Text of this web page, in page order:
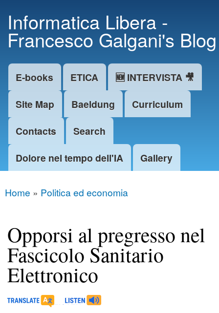
main
content
Informatica Libera -
Francesco Galgani's Blog
Main menu
E-books ETICA
🆕 INTERVISTA 🎥
Site Map
Baeldung
Curriculum
Contacts
Search
Dolore nel tempo dell'IA
Gallery
You are here
Home » Politica ed economia
Opporsi al pregresso nel
Fascicolo Sanitario
Elettronico